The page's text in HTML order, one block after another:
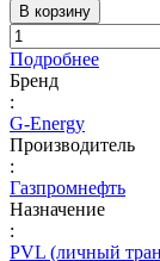
В корзину
Подробнее
Бренд
:
G-Energy
Производитель
:
Газпромнефть
Назначение
:
PVL (личный